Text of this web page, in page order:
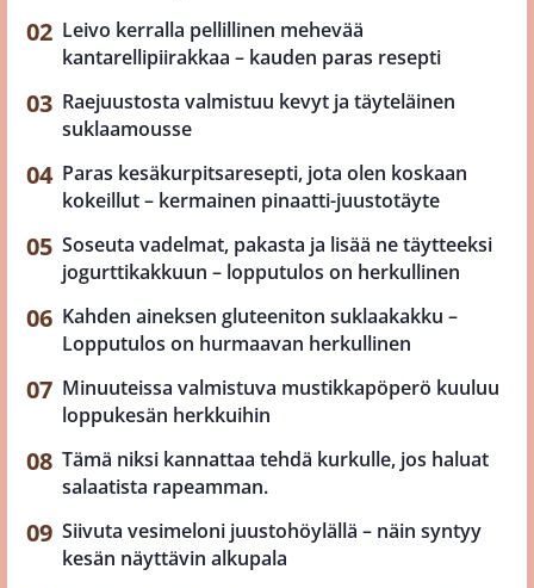
Leivo kerralla pellillinen mehevää
kantarellipiirakkaa – kauden paras resepti
Raejuustosta valmistuu kevyt ja täyteläinen
suklaamousse
Paras kesäkurpitsaresepti, jota olen koskaan
kokeillut – kermainen pinaatti-juustotäyte
Soseuta vadelmat, pakasta ja lisää ne täytteeksi
jogurttikakkuun – lopputulos on herkullinen
Kahden aineksen gluteeniton suklaakakku –
Lopputulos on hurmaavan herkullinen
Minuuteissa valmistuva mustikkapöperö kuuluu
loppukesän herkkuihin
Tämä niksi kannattaa tehdä kurkulle, jos haluat
salaatista rapeamman.
Siivuta vesimeloni juustohöylällä – näin syntyy
kesän näyttävin alkupala